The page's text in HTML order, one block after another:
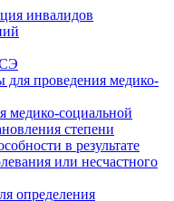
инвалидов
проведения медико-
медико-социальной
степени
в результате
или несчастного
определения